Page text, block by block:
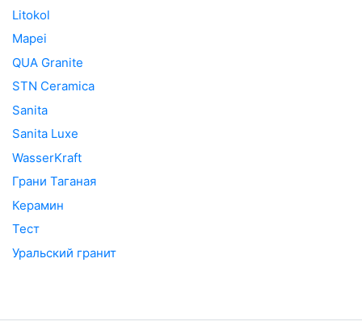
Litokol
Mapei
QUA Granite
STN Ceramica
Sanita
Sanita Luxe
WasserKraft
Грани Таганая
Керамин
Тест
Уральский гранит